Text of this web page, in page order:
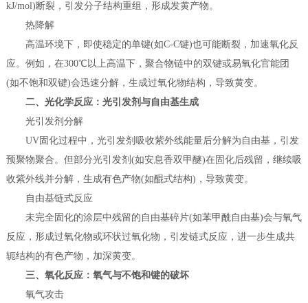
kJ/mol)断裂，引发分子结构重组，形成发黄产物。
热降解
高温环境下，即使稳定的单键(如C-C键)也可能断裂，加速氧化反
应。例如，在300℃以上高温下，聚合物链中的双键或易氧化官能团
(如不饱和双键)会迅速分解，生成过氧化物结构，导致黄变。
二、光化学反应：光引发剂与自由基生成
光引发剂分解
UV固化过程中，光引发剂吸收紫外线能量后分解为自由基，引发
预聚物聚合。但部分光引发剂(如安息香双甲醚)在固化后残留，继续吸
收紫外线并分解，生成有色产物(如醌式结构)，导致黄变。
自由基链式反应
未完全固化的涂层中残留的自由基碎片(如苯甲酰自由基)会与氧气
反应，形成过氧化物或环状过氧化物，引发链式反应，进一步生成共
轭结构的有色产物，加深黄变。
三、氧化反应：氧气与不饱和键的破坏
氧气攻击